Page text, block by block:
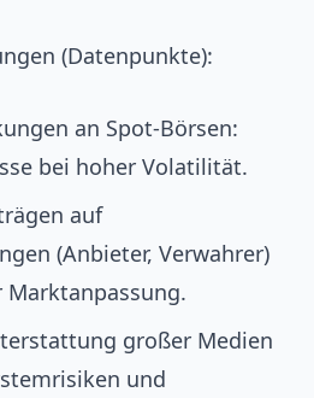
(Datenpunkte):
an Spot‑Börsen:
bei hoher Volatilität.
auf
(Anbieter, Verwahrer)
großer Medien
und